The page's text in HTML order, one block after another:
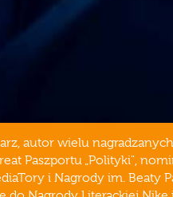
autor wielu
Paszportu „Polityki",
i Nagrody im. Beaty